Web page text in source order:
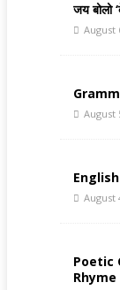
जय बोलो
August
August
August
Poetic